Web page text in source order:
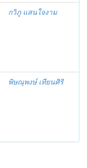
กวิภู แสนใจงาม
พิษณุพงษ์ เทียนศิริ